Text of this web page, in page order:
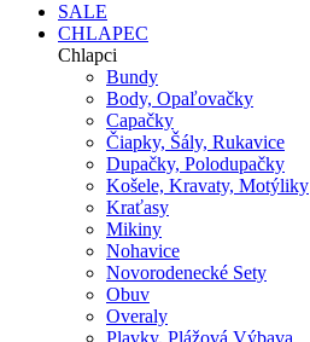
SALE
CHLAPEC
Chlapci
Bundy
Body, Opaľovačky
Capačky
Čiapky, Šály, Rukavice
Dupačky, Polodupačky
Košele, Kravaty, Motýliky
Kraťasy
Mikiny
Nohavice
Novorodenecké Sety
Obuv
Overaly